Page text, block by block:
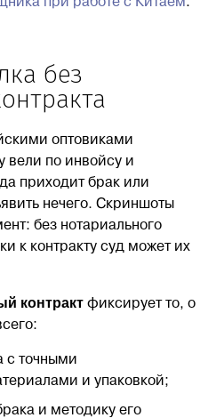
при работе с Китаем .
без
оптовиками
вели по инвойсу и
приходит брак или
нечего. Скриншоты
без нотариального
к контракту суд может их
контракт фиксирует то, о
с точными
и упаковкой;
и методику его